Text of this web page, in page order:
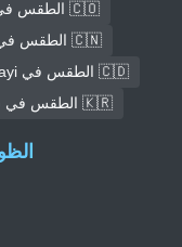
🇨🇴 الطقس في كالي
🇨🇳 الطقس في هانغتشو
🇨🇩 الطقس في Mbuji-Mayi
🇰🇷 الطقس في سيول